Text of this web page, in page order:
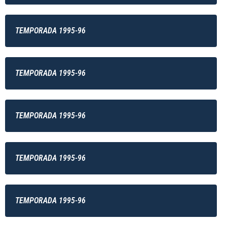
TEMPORADA 1995-96
TEMPORADA 1995-96
TEMPORADA 1995-96
TEMPORADA 1995-96
TEMPORADA 1995-96